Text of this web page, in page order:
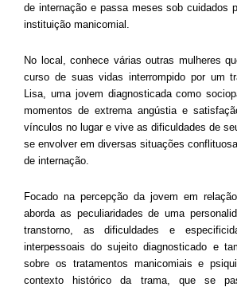
de internação e passa meses sob cuidados
instituição manicomial.
No local, conhece várias outras mulheres
curso de suas vidas interrompido por um
Lisa, uma jovem diagnosticada como
momentos de extrema angústia e
vínculos no lugar e vive as dificuldades de
se envolver em diversas situações
de internação.
Focado na percepção da jovem em
aborda as peculiaridades de uma
transtorno, as dificuldades e
interpessoais do sujeito diagnosticado e
sobre os tratamentos manicomiais e
contexto histórico da trama, que se